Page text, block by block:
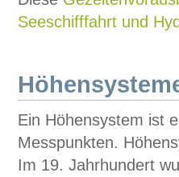
Seeschifffahrt und
Ein Höhensystem ist
Messpunkten.
Im 19. Jahrhundert